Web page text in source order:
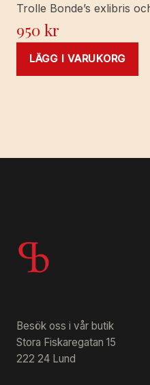
Trolle Bonde’s exlibris
950kr
LÄGG I VARUKORG
Besök oss i vår butik
Stora Fiskaregatan 15
222 24 Lund